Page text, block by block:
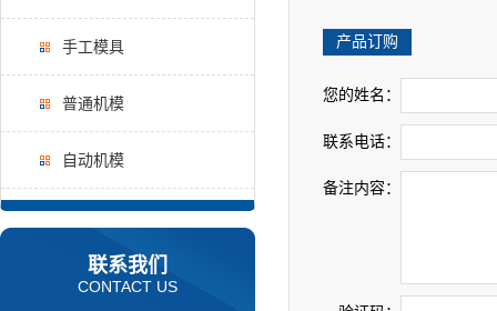
手工模具
普通机模
自动机模
联系我们
CONTACT US
产品订购
您的姓名：
联系电话：
备注内容：